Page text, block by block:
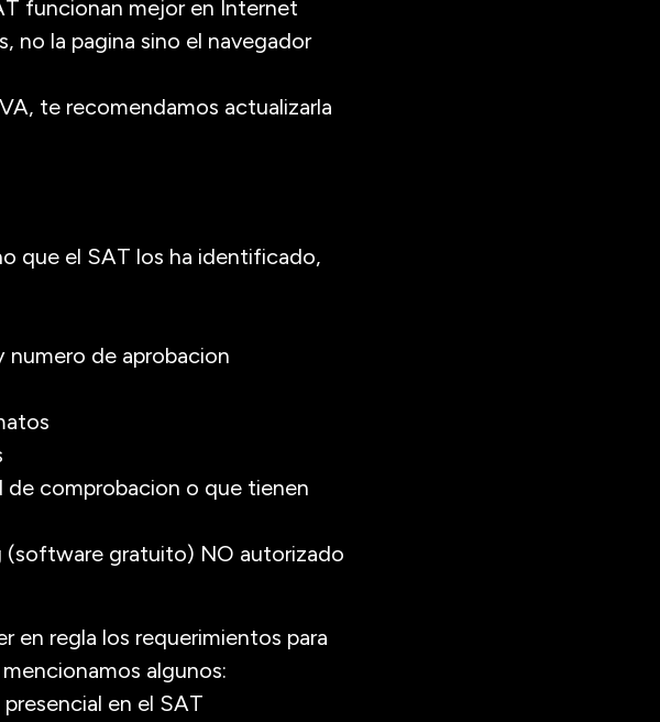
funcionan mejor en Internet
no la pagina sino el navegador
te recomendamos actualizarla
que el SAT los ha identificado,
numero de aprobacion
de comprobacion o que tienen
(software gratuito) NO autorizado
en regla los requerimientos para
algunos:
en el SAT